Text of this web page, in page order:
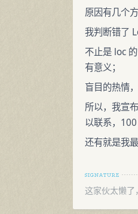
原因有几个方
我判断错了
不止是 loc
有意义；
盲目的热情
所以，我宣
以联系，100
还有就是我
这家伙太懒了